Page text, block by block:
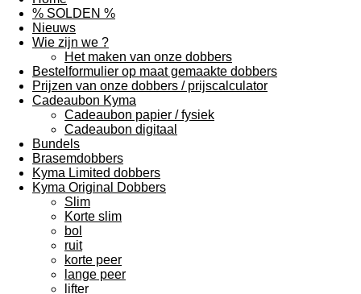
% SOLDEN %
Nieuws
Wie zijn we ?
Het maken van onze dobbers
Bestelformulier op maat gemaakte dobbers
Prijzen van onze dobbers / prijscalculator
Cadeaubon Kyma
Cadeaubon papier / fysiek
Cadeaubon digitaal
Bundels
Brasemdobbers
Kyma Limited dobbers
Kyma Original Dobbers
Slim
Korte slim
bol
ruit
korte peer
lange peer
lifter